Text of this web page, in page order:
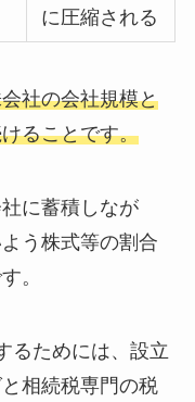
に圧縮される
社の会社規模と
ることです。
に蓄積しなが
う株式等の割合
。
るためには、設立
相続税専門の税